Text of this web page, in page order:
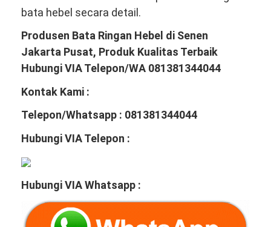
bata hebel secara detail.
Produsen Bata Ringan Hebel di Senen
Jakarta Pusat, Produk Kualitas Terbaik
Hubungi VIA Telepon/WA 081381344044
Kontak Kami :
Telepon/Whatsapp : 081381344044
Hubungi VIA Telepon :
Hubungi VIA Whatsapp :